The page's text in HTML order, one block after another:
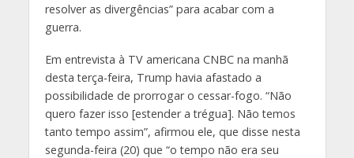
resolver as divergências” para acabar com a
guerra.
Em entrevista à TV americana CNBC na manhã
desta terça-feira, Trump havia afastado a
possibilidade de prorrogar o cessar-fogo. “Não
quero fazer isso [estender a trégua]. Não temos
tanto tempo assim”, afirmou ele, que disse nesta
segunda-feira (20) que “o tempo não era seu